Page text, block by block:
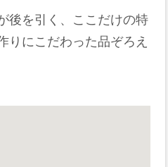
後を引く、ここだけの特
りにこだわった品ぞろえ